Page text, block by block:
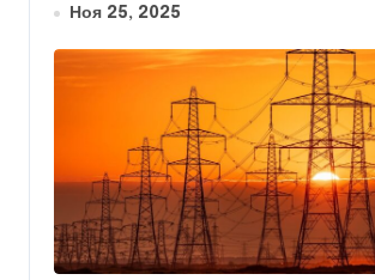
Ноя 25, 2025